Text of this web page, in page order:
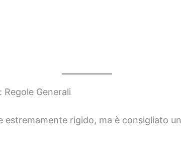
Generali
estremamente rigido, ma è consigliato un